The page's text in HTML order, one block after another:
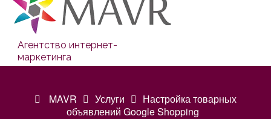
Агентство интернет-
маркетинга
MAVR Услуги
Настройка товарных
объявлений Google Shopping